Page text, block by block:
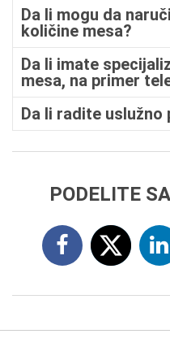
Da li mogu da
količine mesa?
Da li imate
mesa, na primer
Da li radite uslužno
PODELITE